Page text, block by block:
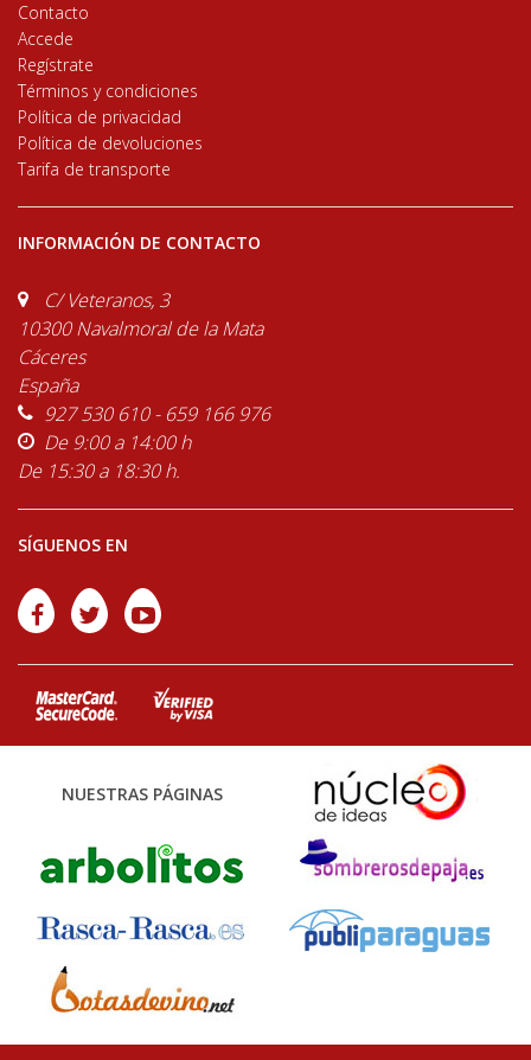
Contacto
Accede
Regístrate
Términos y condiciones
Política de privacidad
Política de devoluciones
Tarifa de transporte
INFORMACIÓN DE CONTACTO
C/ Veteranos, 3
10300 Navalmoral de la Mata
Cáceres
España
927 530 610 - 659 166 976
De 9:00 a 14:00 h
De 15:30 a 18:30 h.
SÍGUENOS EN
NUESTRAS PÁGINAS